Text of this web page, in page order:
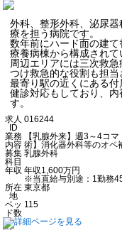
外科、整形外科、泌尿
療を担う病院です。
数年前にハード面の建
療養病棟から構成されて
周辺エリアには三次救
つけ救急的な役割も担当
最寄り駅の近くにある
健診対応もしており、
す。
求人
ID
016244
業務
内容
【乳腺外来】週3～4コ
術】消化器外科等のオペ
募集
科目
乳腺外科
年収 年収1,600万円
※当直給与別途：1勤務
所在
地
東京都
ベッ
ド数
115